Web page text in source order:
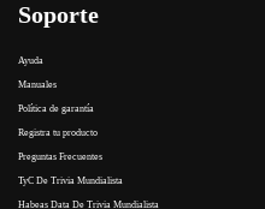
Soporte
Ayuda
Manuales
Política de garantía
Registra tu producto
Preguntas Frecuentes
TyC De Trivia Mundialista
Habeas Data De Trivia Mundialista